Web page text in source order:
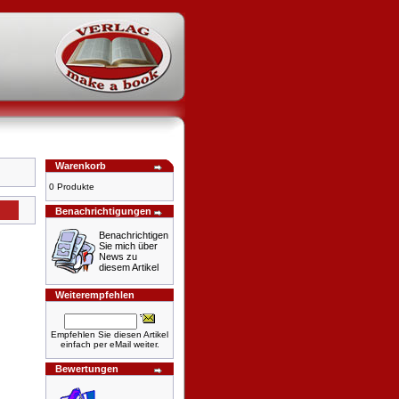
Warenkorb
0 Produkte
Benachrichtigungen
Benachrichtigen
Sie mich über
News zu
diesem Artikel
Weiterempfehlen
Empfehlen Sie diesen Artikel
einfach per eMail weiter.
Bewertungen